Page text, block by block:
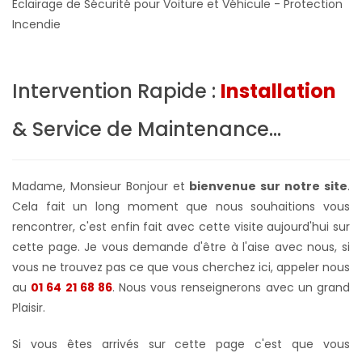
Eclairage de Sécurité pour Voiture et Véhicule - Protection
Incendie
Intervention Rapide : Installation
& Service de Maintenance...
Madame, Monsieur Bonjour et bienvenue sur notre site.
Cela fait un long moment que nous souhaitions vous
rencontrer, c'est enfin fait avec cette visite aujourd'hui sur
cette page. Je vous demande d'être à l'aise avec nous, si
vous ne trouvez pas ce que vous cherchez ici, appeler nous
au 01 64 21 68 86. Nous vous renseignerons avec un grand
Plaisir.
Si vous êtes arrivés sur cette page c'est que vous